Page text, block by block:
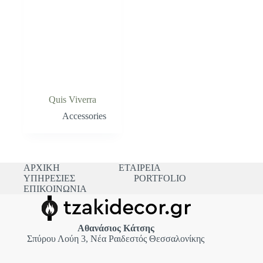
Quis Viverra
Accessories
ΑΡΧΙΚΗ
ΕΤΑΙΡΕΙΑ
ΥΠΗΡΕΣΙΕΣ
PORTFOLIO
ΕΠΙΚΟΙΝΩΝΙΑ
Αθανάσιος Κάτσης
Σπύρου Λούη 3, Νέα Ραιδεστός Θεσσαλονίκης